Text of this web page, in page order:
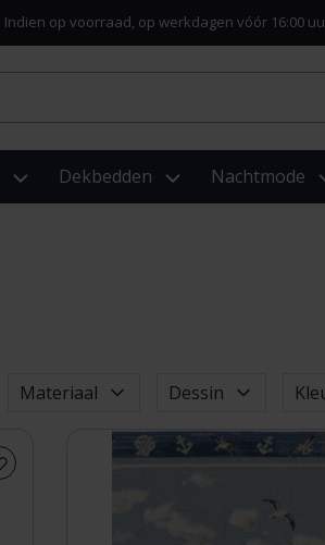
Indien op voorraad, op werkdagen vóór 16:00
Dekbedden Nachtmode
Materiaal Dessin